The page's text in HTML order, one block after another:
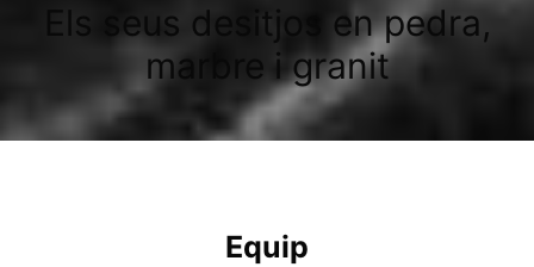
Els seus desitjos en pedra,
marbre i granit
Equip